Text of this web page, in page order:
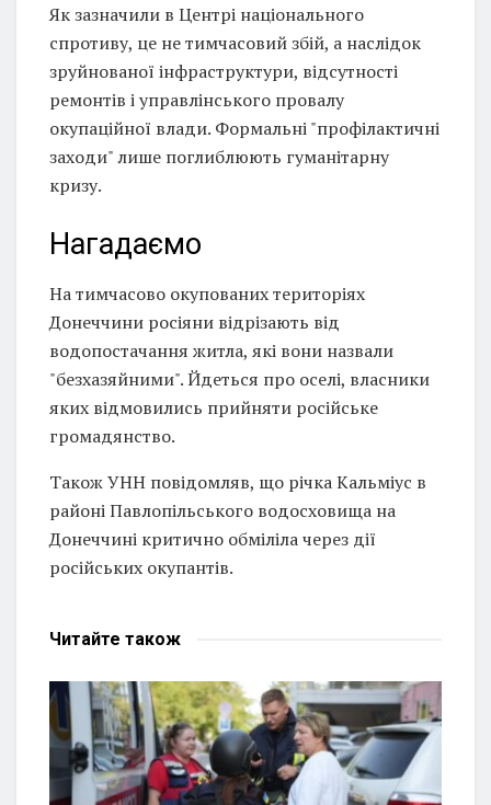
Як зазначили в Центрі національного
спротиву, це не тимчасовий збій, а наслідок
зруйнованої інфраструктури, відсутності
ремонтів і управлінського провалу
окупаційної влади. Формальні "профілактичні
заходи" лише поглиблюють гуманітарну
кризу.
Нагадаємо
На тимчасово окупованих територіях
Донеччини росіяни відрізають від
водопостачання житла, які вони назвали
"безхазяйними". Йдеться про оселі, власники
яких відмовились прийняти російське
громадянство.
Також УНН повідомляв, що річка Кальміус в
районі Павлопільського водосховища на
Донеччині критично обміліла через дії
російських окупантів.
Читайте також